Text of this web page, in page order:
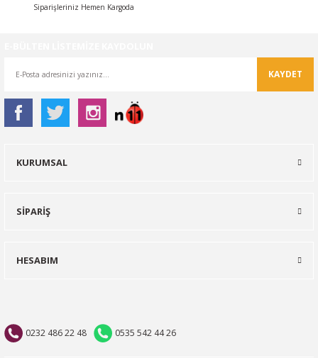
Siparişleriniz Hemen Kargoda
KAYDET
0232 486 22 48 0535 542 44 26
KURUMSAL
SİPARİŞ
HESABIM